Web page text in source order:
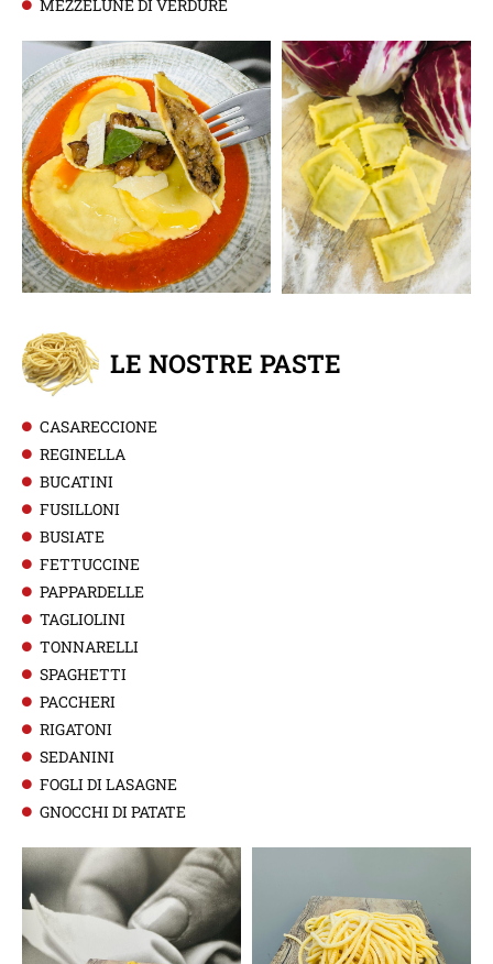
MEZZELUNE DI VERDURE
LE NOSTRE PASTE
CASARECCIONE
REGINELLA
BUCATINI
FUSILLONI
BUSIATE
FETTUCCINE
PAPPARDELLE
TAGLIOLINI
TONNARELLI
SPAGHETTI
PACCHERI
RIGATONI
SEDANINI
FOGLI DI LASAGNE
GNOCCHI DI PATATE